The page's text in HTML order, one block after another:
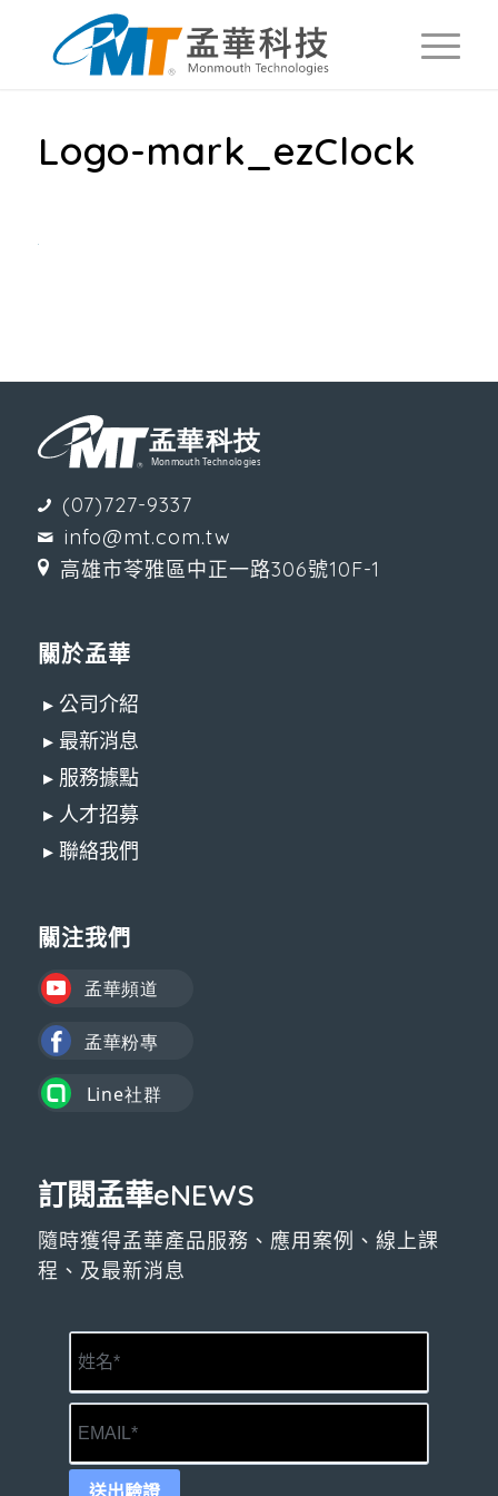
Logo-mark_ezClock
(07)727-9337
info@mt.com.tw
高雄市苓雅區中正一路306號10F-1
關於孟華
▸ 公司介紹
▸ 最新消息
▸ 服務據點
▸ 人才招募
▸ 聯絡我們
關注我們
訂閱孟華eNEWS
隨時獲得孟華產品服務、應用案例、線上課
程、及最新消息
送出驗證